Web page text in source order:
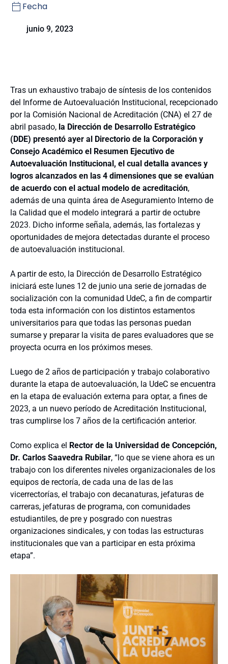
Fecha
junio 9, 2023
Tras un exhaustivo trabajo de síntesis de los contenidos
del Informe de Autoevaluación Institucional, recepcionado
por la Comisión Nacional de Acreditación (CNA) el 27 de
abril pasado, la Dirección de Desarrollo Estratégico
(DDE) presentó ayer al Directorio de la Corporación y
Consejo Académico el Resumen Ejecutivo de
Autoevaluación Institucional, el cual detalla avances y
logros alcanzados en las 4 dimensiones que se evalúan
de acuerdo con el actual modelo de acreditación,
además de una quinta área de Aseguramiento Interno de
la Calidad que el modelo integrará a partir de octubre
2023. Dicho informe señala, además, las fortalezas y
oportunidades de mejora detectadas durante el proceso
de autoevaluación institucional.
A partir de esto, la Dirección de Desarrollo Estratégico
iniciará este lunes 12 de junio una serie de jornadas de
socialización con la comunidad UdeC, a fin de compartir
toda esta información con los distintos estamentos
universitarios para que todas las personas puedan
sumarse y preparar la visita de pares evaluadores que se
proyecta ocurra en los próximos meses.
Luego de 2 años de participación y trabajo colaborativo
durante la etapa de autoevaluación, la UdeC se encuentra
en la etapa de evaluación externa para optar, a fines de
2023, a un nuevo período de Acreditación Institucional,
tras cumplirse los 7 años de la certificación anterior.
Como explica el Rector de la Universidad de Concepción,
Dr. Carlos Saavedra Rubilar, “lo que se viene ahora es un
trabajo con los diferentes niveles organizacionales de los
equipos de rectoría, de cada una de las de las
vicerrectorías, el trabajo con decanaturas, jefaturas de
carreras, jefaturas de programa, con comunidades
estudiantiles, de pre y posgrado con nuestras
organizaciones sindicales, y con todas las estructuras
institucionales que van a participar en esta próxima
etapa”.